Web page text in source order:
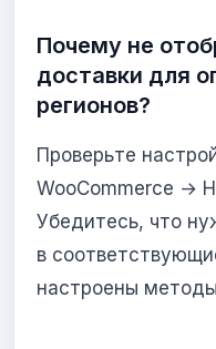
Почему не
доставки для
регионов?
Проверьте
WooCommerce →
Убедитесь, что
в
настроены